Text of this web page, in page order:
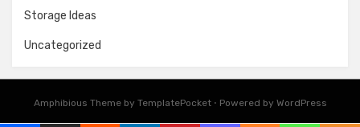
Storage Ideas
Uncategorized
Amphibious Theme by TemplatePocket ⋅ Powered by WordPress